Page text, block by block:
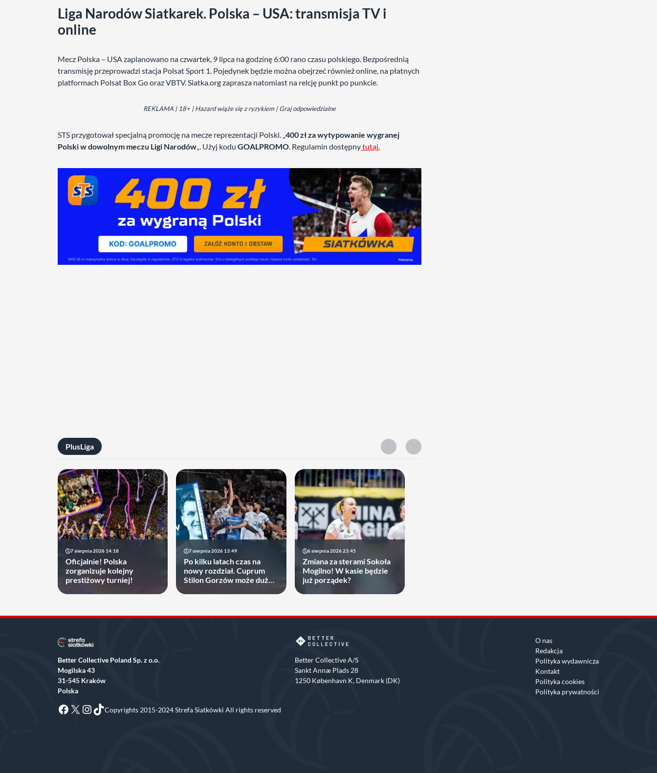
Liga Narodów Siatkarek. Polska – USA: transmisja TV i
online
Mecz Polska – USA zaplanowano na czwartek, 9 lipca na godzinę 6:00 rano czasu polskiego. Bezpośrednią
transmisję przeprowadzi stacja Polsat Sport 1. Pojedynek będzie można obejrzeć również online, na płatnych
platformach Polsat Box Go oraz VBTV. Siatka.org zaprasza natomiast na relcję punkt po punkcie.
REKLAMA | 18+ | Hazard wiąże się z ryzykiem | Graj odpowiedzialne
STS przygotował specjalną promocję na mecze reprezentacji Polski. „400 zł za wytypowanie wygranej
Polski w dowolnym meczu Ligi Narodów„. Użyj kodu GOALPROMO. Regulamin dostępnytutaj.
PlusLiga
7 sierpnia 2026 14:18
Oficjalnie! Polska
zorganizuje kolejny
prestiżowy turniej!
7 sierpnia 2026 13:49
Po kilku latach czas na
nowy rozdział. Cuprum
Stilon Gorzów może dużo
6 sierpnia 2026 23:45
Zmiana za sterami Sokoła
Mogilno! W kasie będzie
już porządek?
Better Collective Poland Sp. z o.o.
Mogilska 43
31-545 Kraków
Polska
Better Collective A/S
Sankt Annæ Plads 28
1250 København K, Denmark (DK)
O nas
Redakcja
Polityka wydawnicza
Kontakt
Polityka cookies
Polityka prywatności
Facebook
X Instagram
TikTok
Copyrights 2015-2024 Strefa Siatkówki All rights reserved